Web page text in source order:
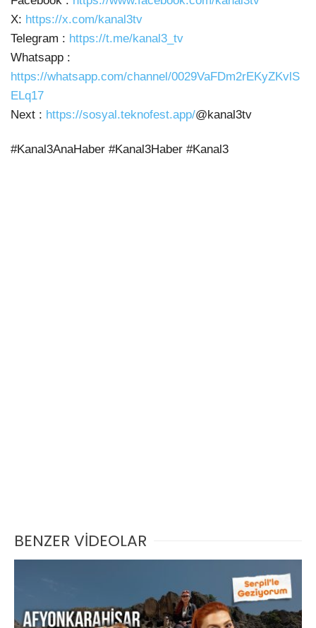
X: https://x.com/kanal3tv
Telegram : https://t.me/kanal3_tv
Whatsapp :
https://whatsapp.com/channel/0029VaFDm2rEKyZKvlS
ELq17
Next : https://sosyal.teknofest.app/@kanal3tv
#Kanal3AnaHaber #Kanal3Haber #Kanal3
BENZER VİDEOLAR